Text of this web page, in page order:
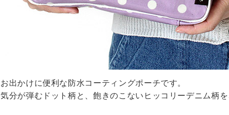
お出かけに便利な防水コーティングポーチです。
気分が弾むドット柄と、飽きのこないヒッコリーデニム柄を